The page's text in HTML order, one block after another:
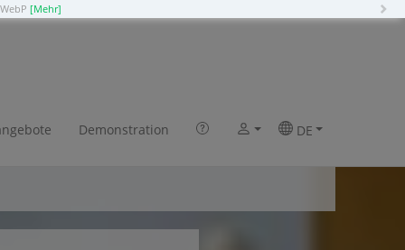
[Mehr]
Demonstration DE
in 2 Klicks